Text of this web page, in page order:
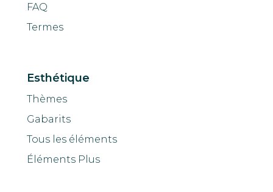
FAQ
Termes
Esthétique
Thèmes
Gabarits
Tous les éléments
Éléments Plus